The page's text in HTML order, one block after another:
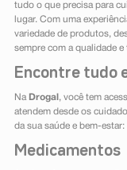
tudo o que precisa para
lugar. Com uma
variedade de produtos,
sempre com a qualidade
Encontre tudo
Na Drogal , você tem
atendem desde os
da sua saúde e bem-estar:
Medicamentos